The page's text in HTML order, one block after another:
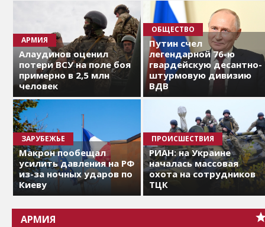
АРМИЯ
Алаудинов оценил
потери ВСУ на поле боя
примерно в 2,5 млн
человек
ОБЩЕСТВО
Путин счел
легендарной 76-ю
гвардейскую десантно-
штурмовую дивизию
ВДВ
ЗАРУБЕЖЬЕ
Макрон пообещал
усилить давления на РФ
из-за ночных ударов по
Киеву
ПРОИСШЕСТВИЯ
РИАН: на Украине
началась массовая
охота на сотрудников
ТЦК
АРМИЯ